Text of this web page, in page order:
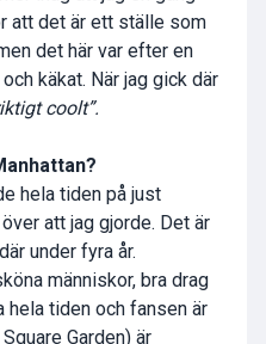
att det är ett ställe som
det här var efter en
käkat. När jag gick där
coolt”.
hela tiden på just
att jag gjorde. Det är
under fyra år.
människor, bra drag
hela tiden och fansen är
Garden) är